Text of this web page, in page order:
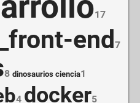
17
end7
8 dinosaurios ciencia1
4 docker5